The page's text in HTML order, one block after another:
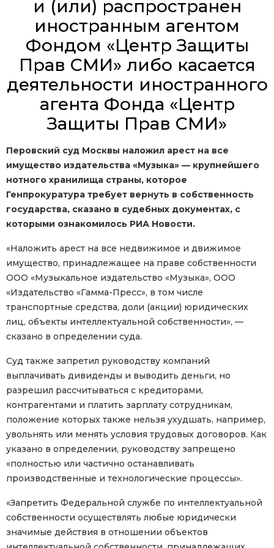
и (или) распространен
иностранным агентом
Фондом «Центр Защиты
Прав СМИ» либо касается
деятельности иностранного
агента Фонда «Центр
Защиты Прав СМИ»
Перовский суд Москвы наложил арест на все
имущество издательства «Музыка» — крупнейшего
нотного хранилища страны, которое
Генпрокуратура требует вернуть в собственность
государства, сказано в судебных документах, с
которыми ознакомилось РИА Новости.
«Наложить арест на все недвижимое и движимое
имущество, принадлежащее на праве собственности
ООО «Музыкальное издательство «Музыка», ООО
«Издательство «Гамма-Пресс», в том числе
транспортные средства, доли (акции) юридических
лиц, объекты интеллектуальной собственности», —
сказано в определении суда.
Суд также запретил руководству компаний
выплачивать дивиденды и выводить деньги, но
разрешил рассчитываться с кредиторами,
контрагентами и платить зарплату сотрудникам,
положение которых также нельзя ухудшать, например,
увольнять или менять условия трудовых договоров. Как
указано в определении, руководству запрещено
«полностью или частично останавливать
производственные и технологические процессы».
«Запретить Федеральной службе по интеллектуальной
собственности осуществлять любые юридически
значимые действия в отношении объектов